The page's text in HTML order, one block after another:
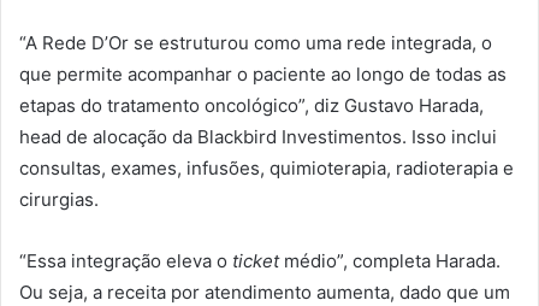
“A Rede D’Or se estruturou como uma rede integrada, o
que permite acompanhar o paciente ao longo de todas as
etapas do tratamento oncológico”, diz Gustavo Harada,
head de alocação da Blackbird Investimentos. Isso inclui
consultas, exames, infusões, quimioterapia, radioterapia e
cirurgias.
“Essa integração eleva o ticketmédio”, completa Harada.
Ou seja, a receita por atendimento aumenta, dado que um